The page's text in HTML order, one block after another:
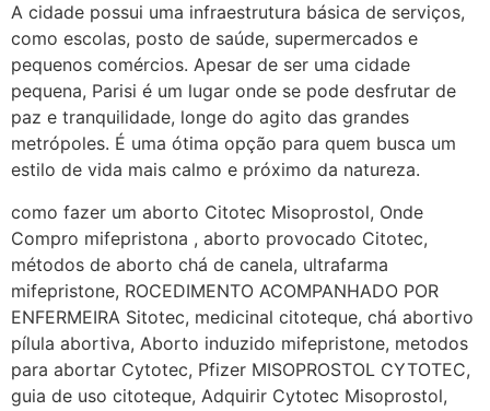
A cidade possui uma infraestrutura básica de serviços,
como escolas, posto de saúde, supermercados e
pequenos comércios. Apesar de ser uma cidade
pequena, Parisi é um lugar onde se pode desfrutar de
paz e tranquilidade, longe do agito das grandes
metrópoles. É uma ótima opção para quem busca um
estilo de vida mais calmo e próximo da natureza.
como fazer um aborto Citotec Misoprostol, Onde
Compro mifepristona , aborto provocado Citotec,
métodos de aborto chá de canela, ultrafarma
mifepristone, ROCEDIMENTO ACOMPANHADO POR
ENFERMEIRA Sitotec, medicinal citoteque, chá abortivo
pílula abortiva, Aborto induzido mifepristone, metodos
para abortar Cytotec, Pfizer MISOPROSTOL CYTOTEC,
guia de uso citoteque, Adquirir Cytotec Misoprostol,
22/05/2026 17:19:15
(879121**** em
http://www.proaborto.com)
Eu acho, não sei
22/05/2026 17:19:16
(879121**** em
http://www.proaborto.com)
Deve ser um corrimento normal
mesmo
22/05/2026 17:19:47